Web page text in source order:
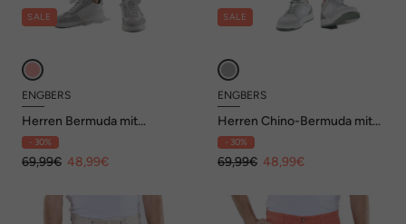
SALE
ENGBERS
Herren Bermuda mit
Tunnelzug , Hellbraun
- 30%
69,99€ 48,99€
SALE
ENGBERS
Herren Chino-Bermuda mit
Tunnelzug , Marineblau
- 30%
69,99€ 48,99€